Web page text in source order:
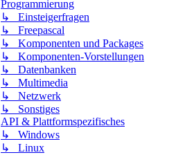
Programmierung
↳ Einsteigerfragen
↳ Freepascal
↳ Komponenten und Packages
↳ Komponenten-Vorstellungen
↳ Datenbanken
↳ Multimedia
↳ Netzwerk
↳ Sonstiges
API & Plattformspezifisches
↳ Windows
↳ Linux